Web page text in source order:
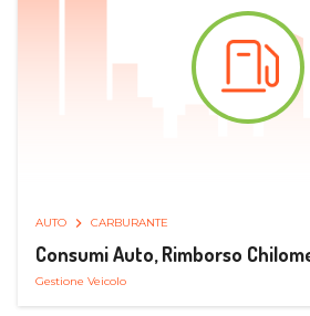
AUTO CARBURANTE
Consumi Auto, Rimborso
Gestione Veicolo